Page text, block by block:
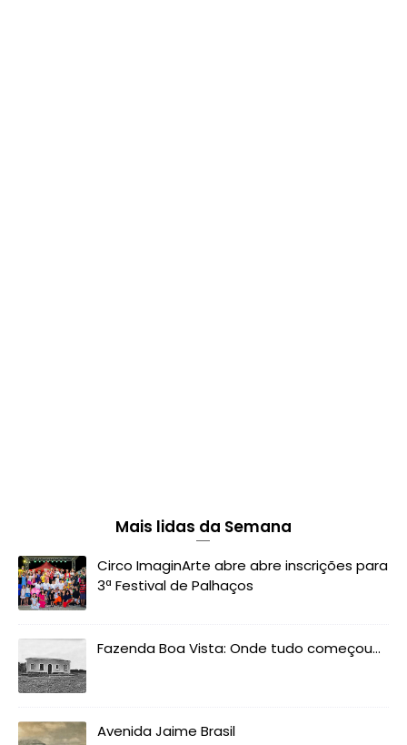
Mais lidas da Semana
Circo ImaginArte abre abre inscrições para
3ª Festival de Palhaços
Fazenda Boa Vista: Onde tudo começou...
Avenida Jaime Brasil